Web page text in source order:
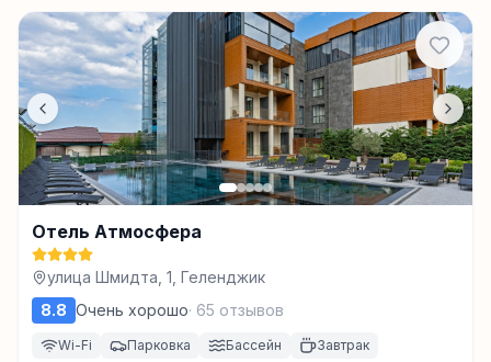
Отель Атмосфера
улица Шмидта, 1, Геленджик
8.8 Очень хорошо· 65 отзывов
Wi-Fi Парковка Бассейн Завтрак